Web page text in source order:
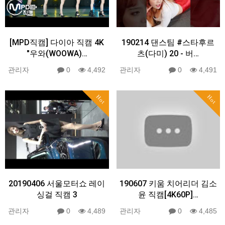
[MPD직캠] 다이아 직캠 4K
"우와(WOOWA)…
관리자 0 4,492
190214 댄스팀 #스타후르
츠(다미) 20 - 버…
관리자 0 4,491
Hot
20190406 서울모터쇼 레이
싱걸 직캠 3
관리자 0 4,489
Hot
190607 키움 치어리더 김소
윤 직캠[4K60P]…
관리자 0 4,485